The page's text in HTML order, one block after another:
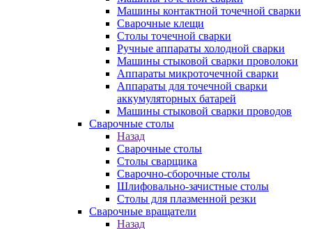
Машины контактной точечной сварки
Сварочные клещи
Столы точечной сварки
Ручные аппараты холодной сварки
Машины стыковой сварки проволоки
Аппараты микроточечной сварки
Аппараты для точечной сварки
аккумуляторных батарей
Машины стыковой сварки проводов
Сварочные столы
Назад
Сварочные столы
Столы сварщика
Сварочно-сборочные столы
Шлифовально-зачистные столы
Столы для плазменной резки
Сварочные вращатели
Назад